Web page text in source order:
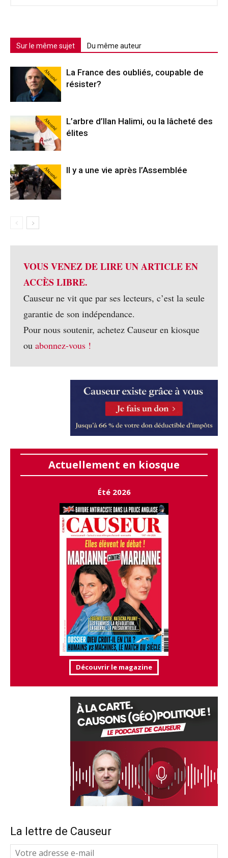
Sur le même sujet Du même auteur
Abonné
La France des oubliés, coupable de
résister?
Abonné
L’arbre d’Ilan Halimi, ou la lâcheté des
élites
Abonné Il y a une vie après l’Assemblée
VOUS VENEZ DE LIRE UN ARTICLE EN
ACCÈS LIBRE.
Causeur ne vit que par ses lecteurs, c’est la seule
garantie de son indépendance.
Pour nous soutenir, achetez Causeur en kiosque
ou abonnez-vous !
Actuellement en kiosque
Été 2026
Découvrir le magazine
La lettre de Causeur